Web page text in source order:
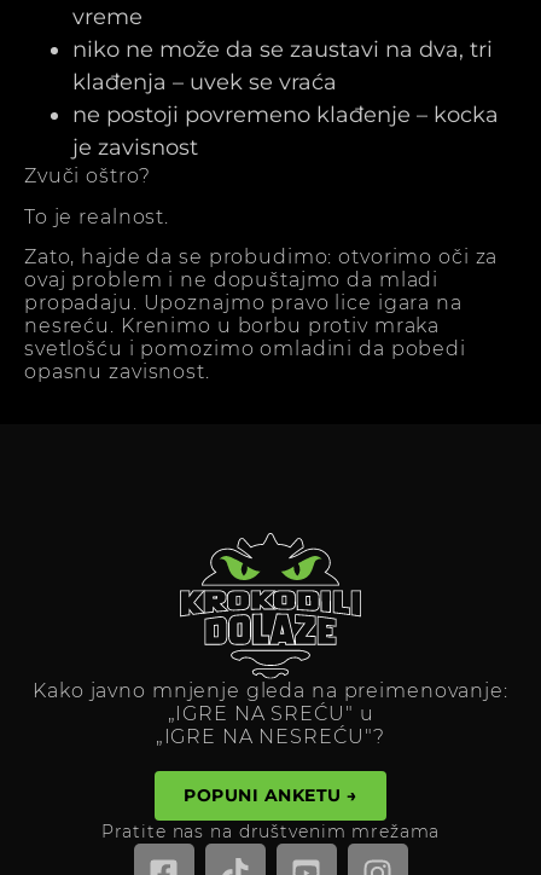
vreme
niko ne može da se zaustavi na dva, tri
klađenja – uvek se vraća
ne postoji povremeno klađenje – kocka
je zavisnost
Zvuči oštro?
To je realnost.
Zato, hajde da se probudimo: otvorimo oči za
ovaj problem i ne dopuštajmo da mladi
propadaju. Upoznajmo pravo lice igara na
nesreću. Krenimo u borbu protiv mraka
svetlošću i pomozimo omladini da pobedi
opasnu zavisnost.
Kako javno mnjenje gleda na preimenovanje:
„IGRE NA SREĆU" u
„IGRE NA NESREĆU"?
POPUNI ANKETU →
Pratite nas na društvenim mrežama